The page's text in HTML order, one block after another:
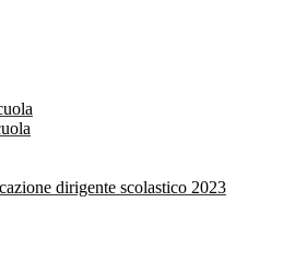
dirigente scolastico 2023